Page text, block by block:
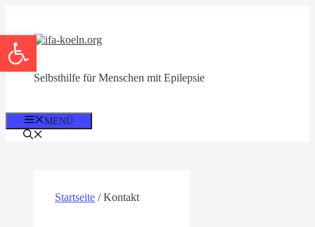
springen
Selbsthilfe für Menschen mit Epilepsie
MENÜ
Startseite / Kontakt
Open toolbar